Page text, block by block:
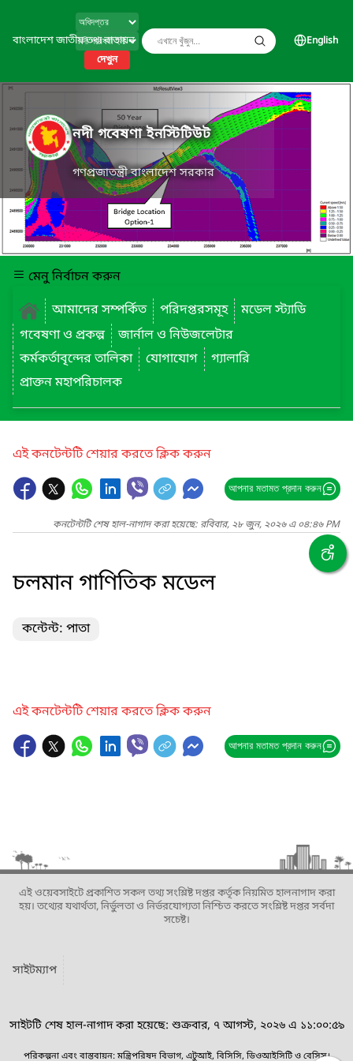
বাংলাদেশ জাতীয় তথ্য বাতায়ন
দেখুন
English
নদী গবেষণা ইনস্টিটিউট
গণপ্রজাতন্ত্রী বাংলাদেশ সরকার
মেনু নির্বাচন করুন
আমাদের সম্পর্কিত
পরিদপ্তরসমূহ
মডেল স্ট্যাডি
গবেষণা ও প্রকল্প
জার্নাল ও নিউজলেটার
কর্মকর্তাবৃন্দের তালিকা
যোগাযোগ
গ্যালারি
প্রাক্তন মহাপরিচালক
এই কনটেন্টটি শেয়ার করতে ক্লিক করুন
আপনার মতামত প্রদান করুন
কনটেন্টটি শেষ হাল-নাগাদ করা হয়েছে: রবিবার, ২৮ জুন, ২০২৬ এ ০৪:৪৬ PM
চলমান গাণিতিক মডেল
কন্টেন্ট: পাতা
এই কনটেন্টটি শেয়ার করতে ক্লিক করুন
আপনার মতামত প্রদান করুন
এই ওয়েবসাইটে প্রকাশিত সকল তথ্য সংশ্লিষ্ট দপ্তর কর্তৃক নিয়মিত হালনাগাদ করা
হয়। তথ্যের যথার্থতা, নির্ভুলতা ও নির্ভরযোগ্যতা নিশ্চিত করতে সংশ্লিষ্ট দপ্তর সর্বদা
সচেষ্ট।
সাইটম্যাপ
সাইটটি শেষ হাল-নাগাদ করা হয়েছে: শুক্রবার, ৭ আগস্ট, ২০২৬ এ ১১:০০:৫৯
পরিকল্পনা এবং বাস্তবায়ন: মন্ত্রিপরিষদ বিভাগ, এটুআই, বিসিসি, ডিওআইসিটি ও বেসিস।